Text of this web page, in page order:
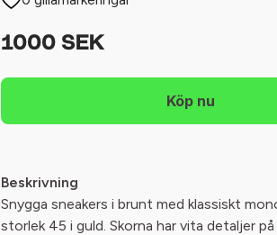
1000 SEK
Beskrivning
Snygga sneakers i brunt med klassiskt
storlek 45 i guld. Skorna har vita detaljer